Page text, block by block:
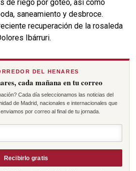
de riego por goteo, así como
saneamiento y desbroce.
recuperación de la rosaleda
Ibárruri.
DEL HENARES
cada mañana en tu correo
Cada día seleccionamos las noticias del
de Madrid, nacionales e internacionales que
por correo al final de tu jornada.
Recibirlo gratis